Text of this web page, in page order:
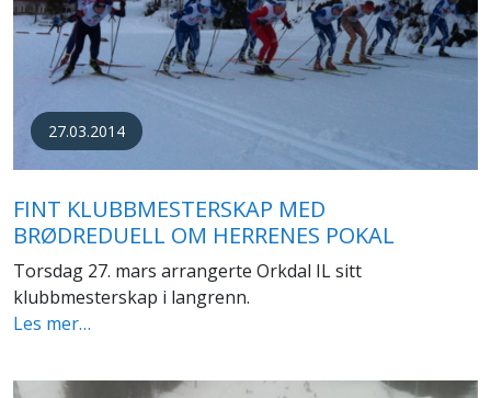
27.03.2014
FINT KLUBBMESTERSKAP MED
BRØDREDUELL OM HERRENES POKAL
Torsdag 27. mars arrangerte Orkdal IL sitt
klubbmesterskap i langrenn.
Les mer…